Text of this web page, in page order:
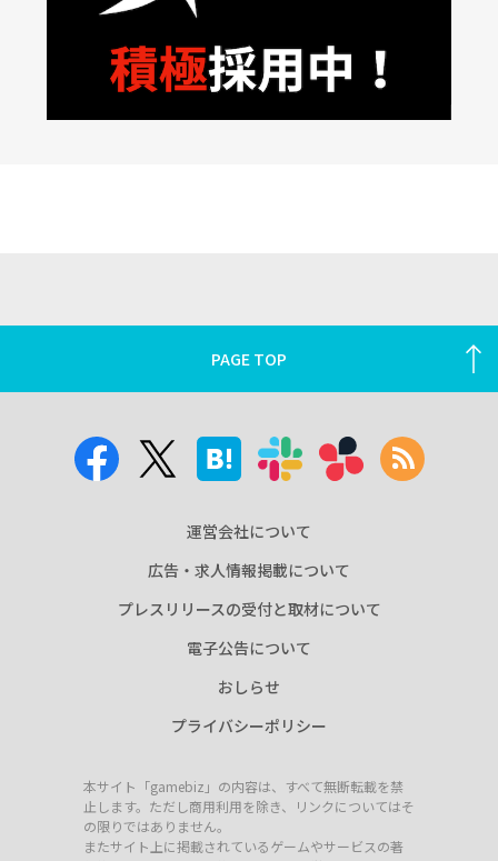
PAGE TOP
運営会社について
広告・求人情報掲載について
プレスリリースの受付と取材について
電子公告について
おしらせ
プライバシーポリシー
本サイト「gamebiz」の内容は、すべて無断転載を禁
止します。ただし商用利用を除き、リンクについてはそ
の限りではありません。
またサイト上に掲載されているゲームやサービスの著